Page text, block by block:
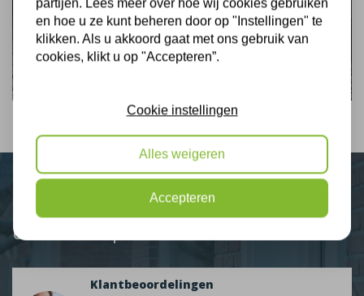
Plus Isolatie
Uw isolatie specialist
Klantbeoordelingen
partijen. Lees meer over hoe wij cookies gebruiken
en hoe u ze kunt beheren door op "Instellingen" te
klikken. Als u akkoord gaat met ons gebruik van
cookies, klikt u op "Accepteren”.
Cookie instellingen
Alles weigeren
Accepteren